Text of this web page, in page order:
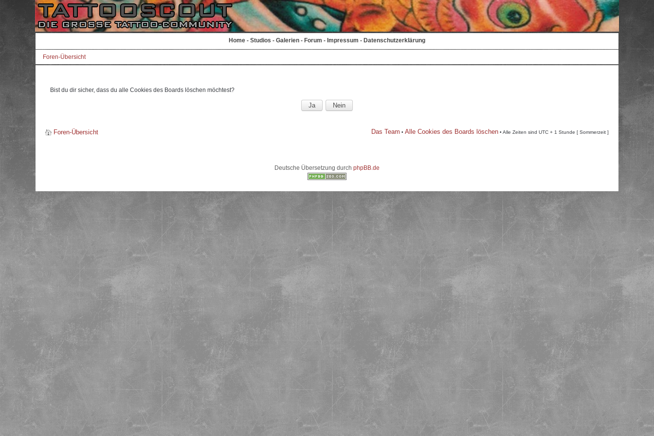
Home - Studios - Galerien - Forum - Impressum - Datenschutzerklärung
Foren-Übersicht
Bist du dir sicher, dass du alle Cookies des Boards löschen möchtest?
Foren-Übersicht Das Team • Alle Cookies des Boards löschen • Alle Zeiten sind UTC + 1 Stunde [ Sommerzeit ]
Deutsche Übersetzung durch phpBB.de